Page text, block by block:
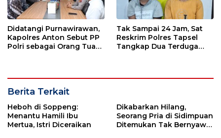
Didatangi Purnawirawan,
Kapolres Anton Sebut PP
Polri sebagai Orang Tua
Tak Sampai 24 Jam, Sat
Reskrim Polres Tapsel
Tangkap Dua Terduga
Berita Terkait
Heboh di Soppeng:
Menantu Hamili Ibu
Mertua, Istri Diceraikan
Dikabarkan Hilang,
Seorang Pria di Sidimpuan
Ditemukan Tak Bernyawa